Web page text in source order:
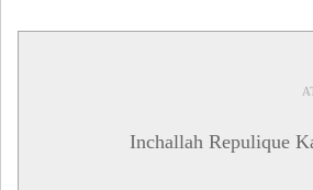
Inchallah Repulique